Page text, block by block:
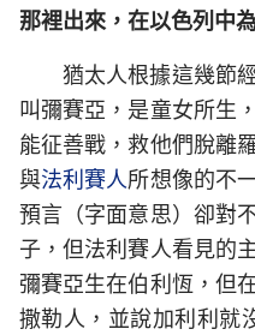
那裡出來，在以色列中
猶太人根據這幾節
叫彌賽亞，是童女所生
能征善戰，救他們脫離
與法利賽人所想像的不
預言（字面意思）卻對
子，但法利賽人看見的
彌賽亞生在伯利恆，但
撒勒人，並說加利利就